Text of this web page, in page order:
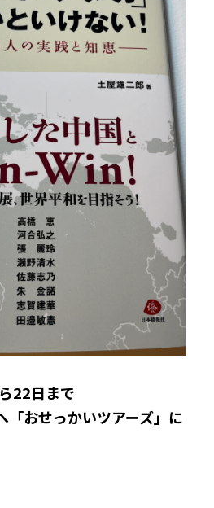
22日まで
「おせっかいツアーズ」に